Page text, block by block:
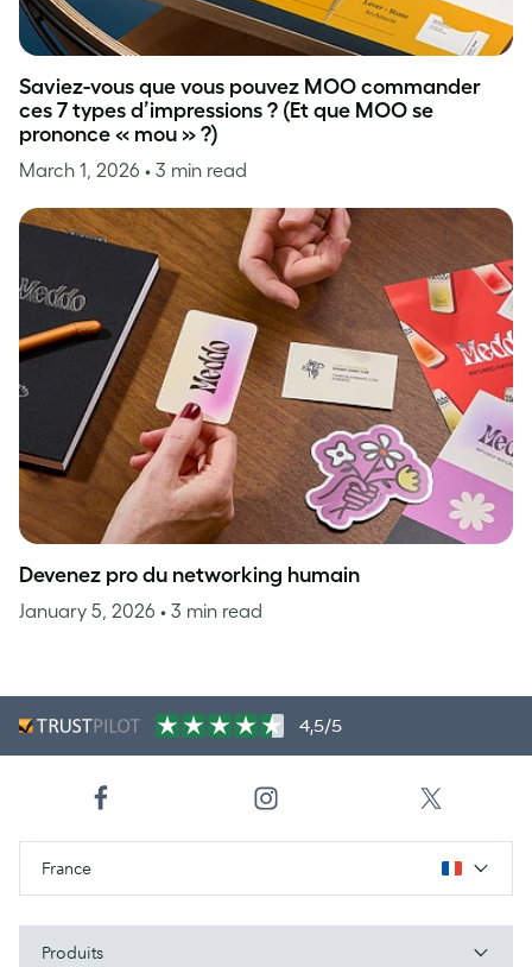
Saviez-vous que vous pouvez MOO commander
ces 7 types d’impressions ? (Et que MOO se
prononce « mou » ?)
March 1, 2026 • 3 min read
Devenez pro du networking humain
January 5, 2026 • 3 min read
4,5/5
France
Produits